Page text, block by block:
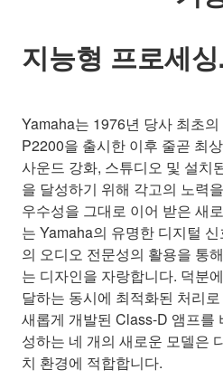
지능형 프로세
Yamaha는 1976년 당사 최초
P2200을 출시한 이후 줄곧 최
사운드 강화, 스튜디오 및 설치
을 달성하기 위해 각고의 노력
우수성을 그대로 이어 받은 새
는 Yamaha의 유명한 디지털
의 오디오 전문성의 활용을 통
는 디자인을 자랑합니다. 덕분
달하는 동시에 최적화된 처리
새롭게 개발된 Class-D 앰프를
성하는 네 개의 새로운 모델은
치 환경에 적합합니다.